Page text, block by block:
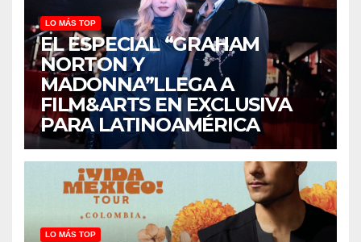
LO MÁS TOP
EL ESPECIAL “GRAHAM
NORTON Y
MADONNA”LLEGA A
FILM&ARTS EN EXCLUSIVA
PARA LATINOAMÉRICA
LO MÁS TOP